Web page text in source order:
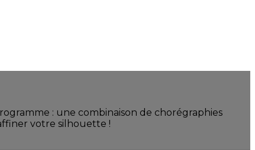
: une combinaison de chorégraphies
votre silhouette !